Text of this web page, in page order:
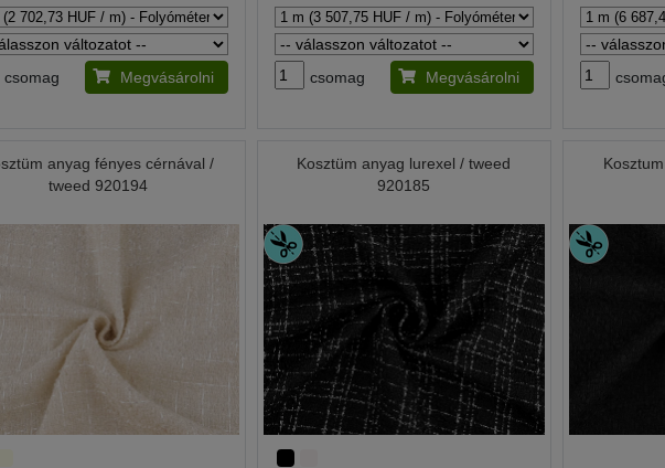
csomag Megvásárolni csomag Megvásárolni
anyag fényes cérnával /
tweed 920194
Kosztüm anyag lurexel / tweed
920185